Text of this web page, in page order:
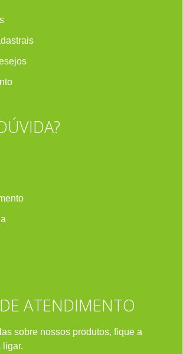
o
ATENDIMENTO
sobre nossos produtos, fique a
ligar.